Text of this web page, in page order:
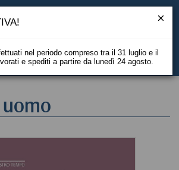
EN
uomo
nel periodo compreso tra il 31 luglio e il
e spediti a partire da lunedì 24 agosto.